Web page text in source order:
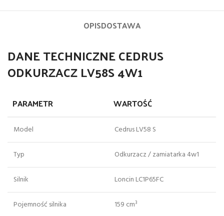
OPISDOSTAWA
DANE TECHNICZNE CEDRUS
ODKURZACZ LV58S 4W1
PARAMETR WARTOŚĆ
Model Cedrus LV58 S
Typ Odkurzacz / zamiatarka 4w1
Silnik Loncin LC1P65FC
Pojemność silnika 159 cm³